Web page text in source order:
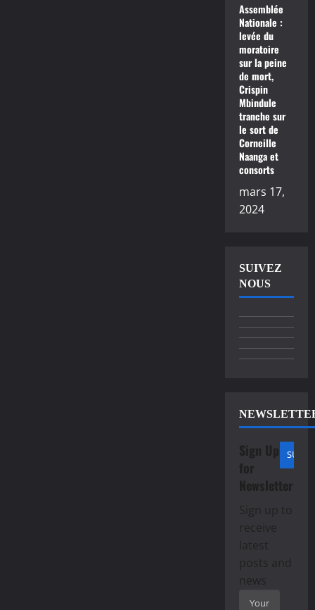
Assemblée
Nationale :
levée du
moratoire
sur la peine
de mort,
Crispin
Mbindule
tranche sur
le sort de
Corneille
Naanga et
consorts
mars 17,
2024
SUIVEZ
NOUS
Sign Up
for
Newsletter
Sign up to
receive
latest
posts and
news